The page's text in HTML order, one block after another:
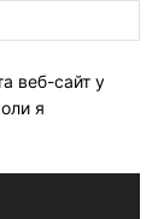
веб-сайт у
я